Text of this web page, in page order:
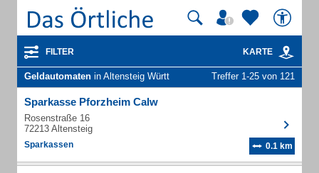
FILTER KARTE
Geldautomaten in Altensteig Württ Treffer 1-25 von 121
Sparkasse Pforzheim Calw
Rosenstraße 16
72213 Altensteig
Sparkassen 0.1 km